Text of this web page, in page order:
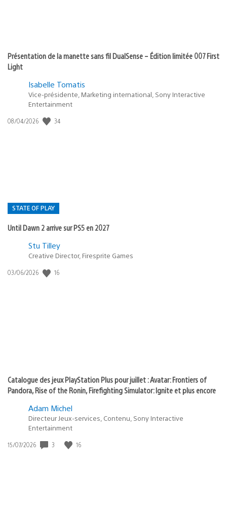
Présentation de la manette sans fil DualSense – Édition limitée 007 First
Light
Isabelle Tomatis
Vice-présidente, Marketing international, Sony Interactive
Entertainment
Date
08/04/2026 34
STATE OF PLAY
Until Dawn 2 arrive sur PS5 en 2027
Postée
:
Stu Tilley
Creative Director, Firesprite Games
Date
03/06/2026 16
Catalogue des jeux PlayStation Plus pour juillet : Avatar: Frontiers of
Pandora, Rise of the Ronin, Firefighting Simulator: Ignite et plus encore
Adam Michel
Directeur Jeux-services, Contenu, Sony Interactive
Entertainment
Date
15/07/2026 3 16